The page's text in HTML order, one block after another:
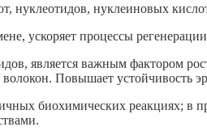
нуклеотидов, нуклеиновых
ускоряет процессы
является важным фактором
Повышает устойчивость
биохимических реакциях; в